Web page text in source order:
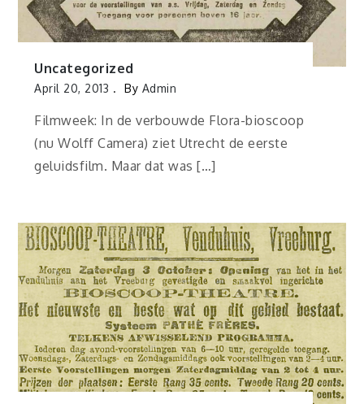
Uncategorized
April 20, 2013 By Admin
Filmweek: In de verbouwde Flora-bioscoop
(nu Wolff Camera) ziet Utrecht de eerste
geluidsfilm. Maar dat was […]